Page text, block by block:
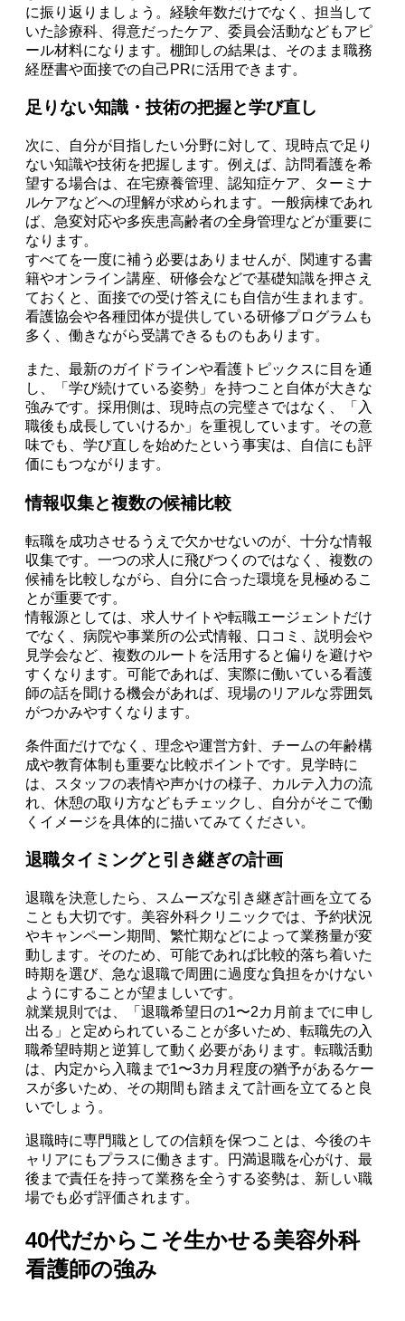
に振り返りましょう。経験年数だけでなく、担当して
いた診療科、得意だったケア、委員会活動などもアピ
ール材料になります。棚卸しの結果は、そのまま職務
経歴書や面接での自己PRに活用できます。
足りない知識・技術の把握と学び直し
次に、自分が目指したい分野に対して、現時点で足り
ない知識や技術を把握します。例えば、訪問看護を希
望する場合は、在宅療養管理、認知症ケア、ターミナ
ルケアなどへの理解が求められます。一般病棟であれ
ば、急変対応や多疾患高齢者の全身管理などが重要に
なります。
すべてを一度に補う必要はありませんが、関連する書
籍やオンライン講座、研修会などで基礎知識を押さえ
ておくと、面接での受け答えにも自信が生まれます。
看護協会や各種団体が提供している研修プログラムも
多く、働きながら受講できるものもあります。
また、最新のガイドラインや看護トピックスに目を通
し、「学び続けている姿勢」を持つこと自体が大きな
強みです。採用側は、現時点の完璧さではなく、「入
職後も成長していけるか」を重視しています。その意
味でも、学び直しを始めたという事実は、自信にも評
価にもつながります。
情報収集と複数の候補比較
転職を成功させるうえで欠かせないのが、十分な情報
収集です。一つの求人に飛びつくのではなく、複数の
候補を比較しながら、自分に合った環境を見極めるこ
とが重要です。
情報源としては、求人サイトや転職エージェントだけ
でなく、病院や事業所の公式情報、口コミ、説明会や
見学会など、複数のルートを活用すると偏りを避けや
すくなります。可能であれば、実際に働いている看護
師の話を聞ける機会があれば、現場のリアルな雰囲気
がつかみやすくなります。
条件面だけでなく、理念や運営方針、チームの年齢構
成や教育体制も重要な比較ポイントです。見学時に
は、スタッフの表情や声かけの様子、カルテ入力の流
れ、休憩の取り方などもチェックし、自分がそこで働
くイメージを具体的に描いてみてください。
退職タイミングと引き継ぎの計画
退職を決意したら、スムーズな引き継ぎ計画を立てる
ことも大切です。美容外科クリニックでは、予約状況
やキャンペーン期間、繁忙期などによって業務量が変
動します。そのため、可能であれば比較的落ち着いた
時期を選び、急な退職で周囲に過度な負担をかけない
ようにすることが望ましいです。
就業規則では、「退職希望日の1〜2カ月前までに申し
出る」と定められていることが多いため、転職先の入
職希望時期と逆算して動く必要があります。転職活動
は、内定から入職まで1〜3カ月程度の猶予があるケー
スが多いため、その期間も踏まえて計画を立てると良
いでしょう。
退職時に専門職としての信頼を保つことは、今後のキ
ャリアにもプラスに働きます。円満退職を心がけ、最
後まで責任を持って業務を全うする姿勢は、新しい職
場でも必ず評価されます。
40代だからこそ生かせる美容外科
看護師の強み